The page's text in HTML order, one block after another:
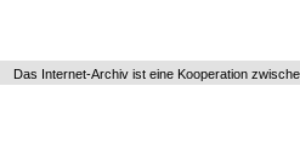
Das Internet-Archiv ist eine Kooperation